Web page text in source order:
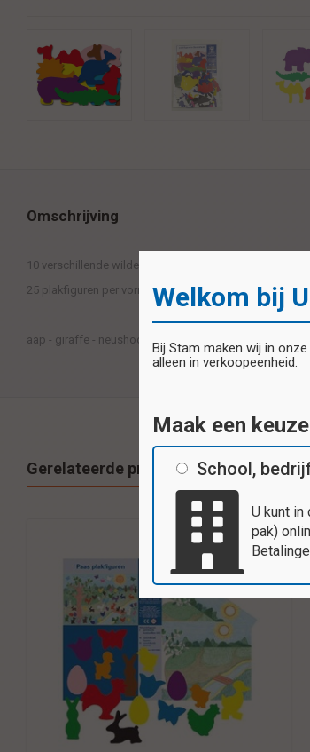
Omschrijving
10 verschillende wilde dieren vormen in 1 set.
25 plakfiguren per vorm - totaal 250 plakfiguurtjes in 10
aap - giraffe - neushoorn - olifant - leeuw - beer -
Gerelateerde producten
Welkom bij
Bij Stam maken wij in
alleen in verkoopeenheid.
Maak een
School,
U kunt
pak)